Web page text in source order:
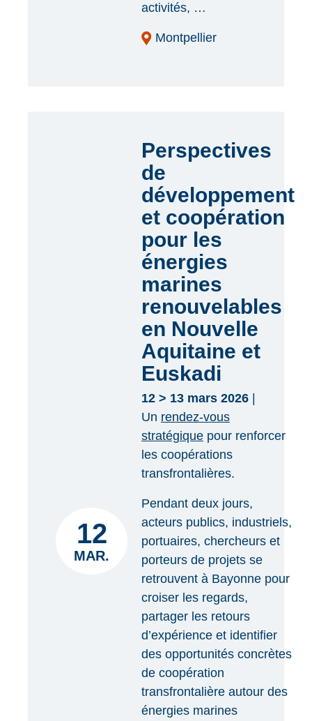
activités, …
Montpellier
12
MAR.
Perspectives
de
développement
et coopération
pour les
énergies
marines
renouvelables
en Nouvelle
Aquitaine et
Euskadi
12 > 13 mars 2026
Un rendez-vous
stratégique pour renforcer
les coopérations
transfrontalières.
Pendant deux jours,
acteurs publics, industriels,
portuaires, chercheurs et
porteurs de projets se
retrouvent à Bayonne pour
croiser les regards,
partager les retours
d’expérience et identifier
des opportunités concrètes
de coopération
transfrontalière autour des
énergies marines